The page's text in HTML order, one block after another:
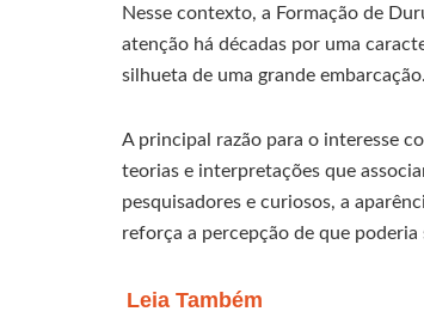
Nesse contexto, a Formação de
atenção há décadas por uma
silhueta de uma grande embarcação.
A principal razão para o interesse
teorias e interpretações que
pesquisadores e curiosos, a
reforça a percepção de que
Leia Também